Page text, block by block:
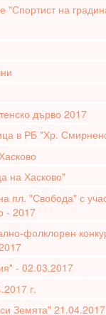
"Спортист на
дърво 2017
в РБ "Хр.
на Хасково"
пл. "Свобода" с
- 2017
фолклорен
- 02.03.2017
г.
Земята" 21.04.2017